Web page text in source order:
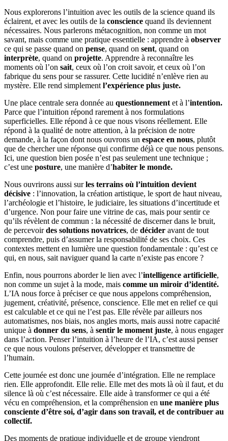
Nous explorerons l’intuition avec les outils de la science quand ils
éclairent, et avec les outils de la conscience quand ils deviennent
nécessaires. Nous parlerons métacognition, non comme un mot
savant, mais comme une pratique essentielle : apprendre à observer
ce qui se passe quand on pense, quand on sent, quand on
interprète, quand on projette. Apprendre à reconnaître les
moments où l’on sait, ceux où l’on croit savoir, et ceux où l’on
fabrique du sens pour se rassurer. Cette lucidité n’enlève rien au
mystère. Elle rend simplement l’expérience plus juste.
Une place centrale sera donnée au questionnement et à l’intention.
Parce que l’intuition répond rarement à nos formulations
superficielles. Elle répond à ce que nous visons réellement. Elle
répond à la qualité de notre attention, à la précision de notre
demande, à la façon dont nous ouvrons un espace en nous, plutôt
que de chercher une réponse qui confirme déjà ce que nous pensons.
Ici, une question bien posée n’est pas seulement une technique ;
c’est une posture, une manière d’habiter le monde.
Nous ouvrirons aussi surles terrains où l’intuition devient
décisive : l’innovation, la création artistique, le sport de haut niveau,
l’archéologie et l’histoire, le judiciaire, les situations d’incertitude et
d’urgence. Non pour faire une vitrine de cas, mais pour sentir ce
qu’ils révèlent de commun : la nécessité de discerner dans le bruit,
de percevoirdes solutions novatrices, de décider avant de tout
comprendre, puis d’assumer la responsabilité de ses choix. Ces
contextes mettent en lumière une question fondamentale : qu’est ce
qui, en nous, sait naviguer quand la carte n’existe pas encore ?
Enfin, nous pourrons aborder le lien avec l’intelligence artificielle,
non comme un sujet à la mode, mais comme un miroir d’identité.
L’IA nous force à préciser ce que nous appelons compréhension,
jugement, créativité, présence, conscience. Elle met en relief ce qui
est calculable et ce qui ne l’est pas. Elle révèle par ailleurs nos
automatismes, nos biais, nos angles morts, mais aussi notre capacité
unique à donner du sens, à sentir le moment juste, à nous engager
dans l’action. Penser l’intuition à l’heure de l’IA, c’est aussi penser
ce que nous voulons préserver, développer et transmettre de
l’humain.
Cette journée est donc une journée d’intégration. Elle ne remplace
rien. Elle approfondit. Elle relie. Elle met des mots là où il faut, et du
silence là où c’est nécessaire. Elle aide à transformer ce qui a été
vécu en compréhension, et la compréhension en une manière plus
consciente d’être soi, d’agir dans son travail, et de contribuer au
collectif.
Des moments de pratique individuelle et de groupe viendront